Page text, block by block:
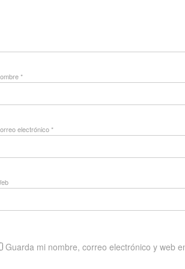
*
electrónico*
Guarda mi nombre, correo electrónico y web